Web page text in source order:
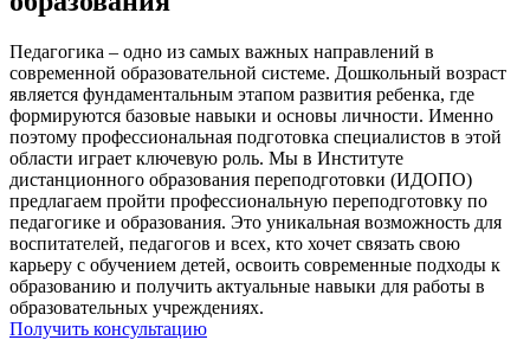
Педагогика – одно из самых важных направлений в
современной образовательной системе. Дошкольный возраст
является фундаментальным этапом развития ребенка, где
формируются базовые навыки и основы личности. Именно
поэтому профессиональная подготовка специалистов в этой
области играет ключевую роль. Мы в Институте
дистанционного образования переподготовки (ИДОПО)
предлагаем пройти профессиональную переподготовку по
педагогике и образования. Это уникальная возможность для
воспитателей, педагогов и всех, кто хочет связать свою
карьеру с обучением детей, освоить современные подходы к
образованию и получить актуальные навыки для работы в
образовательных учреждениях.
Получить консультацию